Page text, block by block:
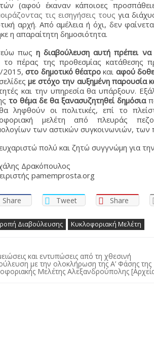
(αφού έκαναν κάποιοες
τις εισηγήσεις τους για
αρχή. Από αμέλεια ή όχι, δεν
η απαραίτητη δημοσιότητα.
πωςη διαβούλευση αυτή πρέπει
το πέρας της προθεσμίας κατάθεσης
2015,στο δημοτικό θέατρο και αφού
με στόχο την αυξημένη παρουσία
και την υπηρεσία θα υπάρξουν.
το θέμα δε θα ξανασυζητηθεί δημόσια
ληφθούν οι πολιτικές, επί το
μελέτη από πλευράς
των αστικών συγκοινωνιών, των
πολύ και ζητώ συγγνώμη για
Δρακόπουλος
pamemprosta.org
Share Tweet Share
Διαβούλευσης Κυκλοφοριακή Μελέτη
και εντυπώσεις από τη χθεσινή
με την ολοκλήρωση της Α’ Φάσης της
Μελέτης Αλεξανδρούπολης